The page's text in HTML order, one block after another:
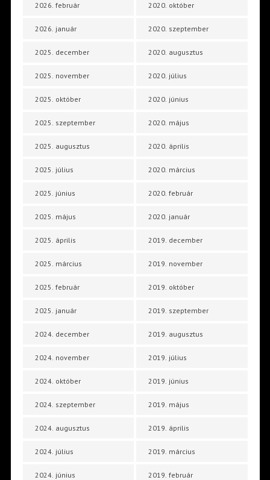
2026. február
2026. január
2025. december
2025. november
2025. október
2025. szeptember
2025. augusztus
2025. július
2025. június
2025. május
2025. április
2025. március
2025. február
2025. január
2024. december
2024. november
2024. október
2024. szeptember
2024. augusztus
2024. július
2024. június
2020. október
2020. szeptember
2020. augusztus
2020. július
2020. június
2020. május
2020. április
2020. március
2020. február
2020. január
2019. december
2019. november
2019. október
2019. szeptember
2019. augusztus
2019. július
2019. június
2019. május
2019. április
2019. március
2019. február